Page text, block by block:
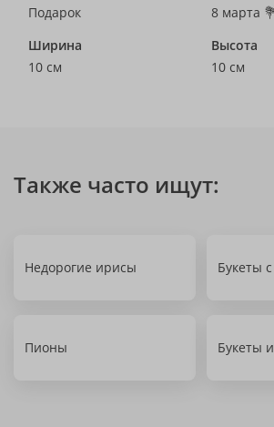
Подарок
8 марта 💐
Ширина
10 см
Высота
10 см
Также часто ищут:
Недорогие ирисы Букеты
Пионы Букеты